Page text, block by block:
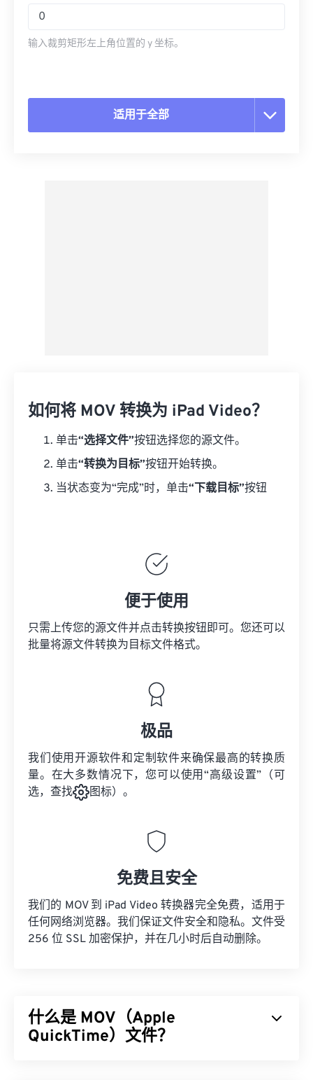
输入裁剪矩形左上角位置的 y 坐标。
适用于全部
如何将 MOV 转换为 iPad Video？
单击“选择文件”按钮选择您的源文件。
单击“转换为目标”按钮开始转换。
当状态变为“完成”时，单击“下载目标”按钮
便于使用
只需上传您的源文件并点击转换按钮即可。您还可以
批量将源文件转换为目标文件格式。
极品
我们使用开源软件和定制软件来确保最高的转换质
量。在大多数情况下，您可以使用“高级设置”（可
选，查找
图标）。
免费且安全
我们的 MOV 到 iPad Video 转换器完全免费，适用于
任何网络浏览器。我们保证文件安全和隐私。文件受
256 位 SSL 加密保护，并在几小时后自动删除。
什么是 MOV（Apple
QuickTime）文件？